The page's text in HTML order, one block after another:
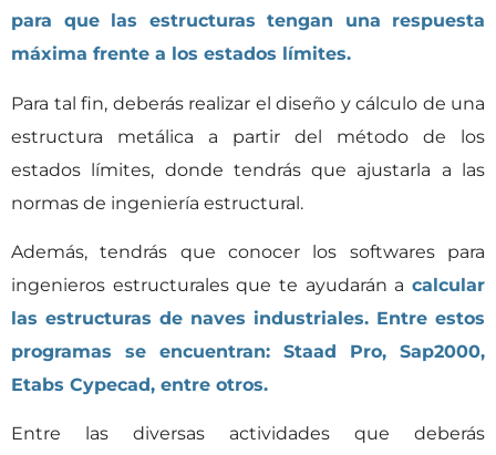
para que las estructuras tengan una respuesta
máxima frente a los estados límites.
Para tal fin, deberás realizar el diseño y cálculo de una
estructura metálica a partir del método de los
estados límites, donde tendrás que ajustarla a las
normas de ingeniería estructural.
Además, tendrás que conocer los softwares para
ingenieros estructurales que te ayudarán a calcular
las estructuras de naves industriales. Entre estos
programas se encuentran: Staad Pro, Sap2000,
Etabs Cypecad, entre otros.
Entre las diversas actividades que deberás